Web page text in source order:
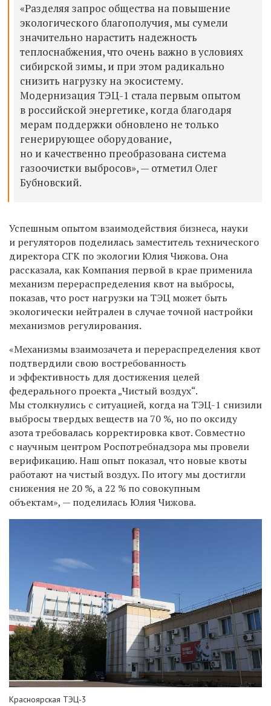
«Разделяя запрос общества на повышение
экологического благополучия, мы сумели
значительно нарастить надежность
теплоснабжения, что очень важно в условиях
сибирской зимы, и при этом радикально
снизить нагрузку на экосистему.
Модернизация ТЭЦ-1 стала первым опытом
в российской энергетике, когда благодаря
мерам поддержки обновлено не только
генерирующее оборудование,
но и качественно преобразована система
газоочистки выбросов», — отметил Олег
Бубновский.
Успешным опытом взаимодействия бизнеса, науки
и регуляторов поделилась заместитель технического
директора СГК по экологии Юлия Чижова. Она
рассказала, как Компания первой в крае применила
механизм перераспределения квот на выбросы,
показав, что рост нагрузки на ТЭЦ может быть
экологически нейтрален в случае точной настройки
механизмов регулирования.
«Механизмы взаимозачета и перераспределения квот
подтвердили свою востребованность
и эффективность для достижения целей
федерального проекта „Чистый воздух“.
Мы столкнулись с ситуацией, когда на ТЭЦ-1 снизили
выбросы твердых веществ на 70 %, но по оксиду
азота требовалась корректировка квот. Совместно
с научным центром Роспотребнадзора мы провели
верификацию. Наш опыт показал, что новые квоты
работают на чистый воздух. По итогу мы достигли
снижения не 20 %, а 22 % по совокупным
объектам», — поделилась Юлия Чижова.
Красноярская ТЭЦ-3